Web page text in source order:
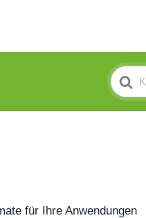
Search
For
für Ihre Anwendungen